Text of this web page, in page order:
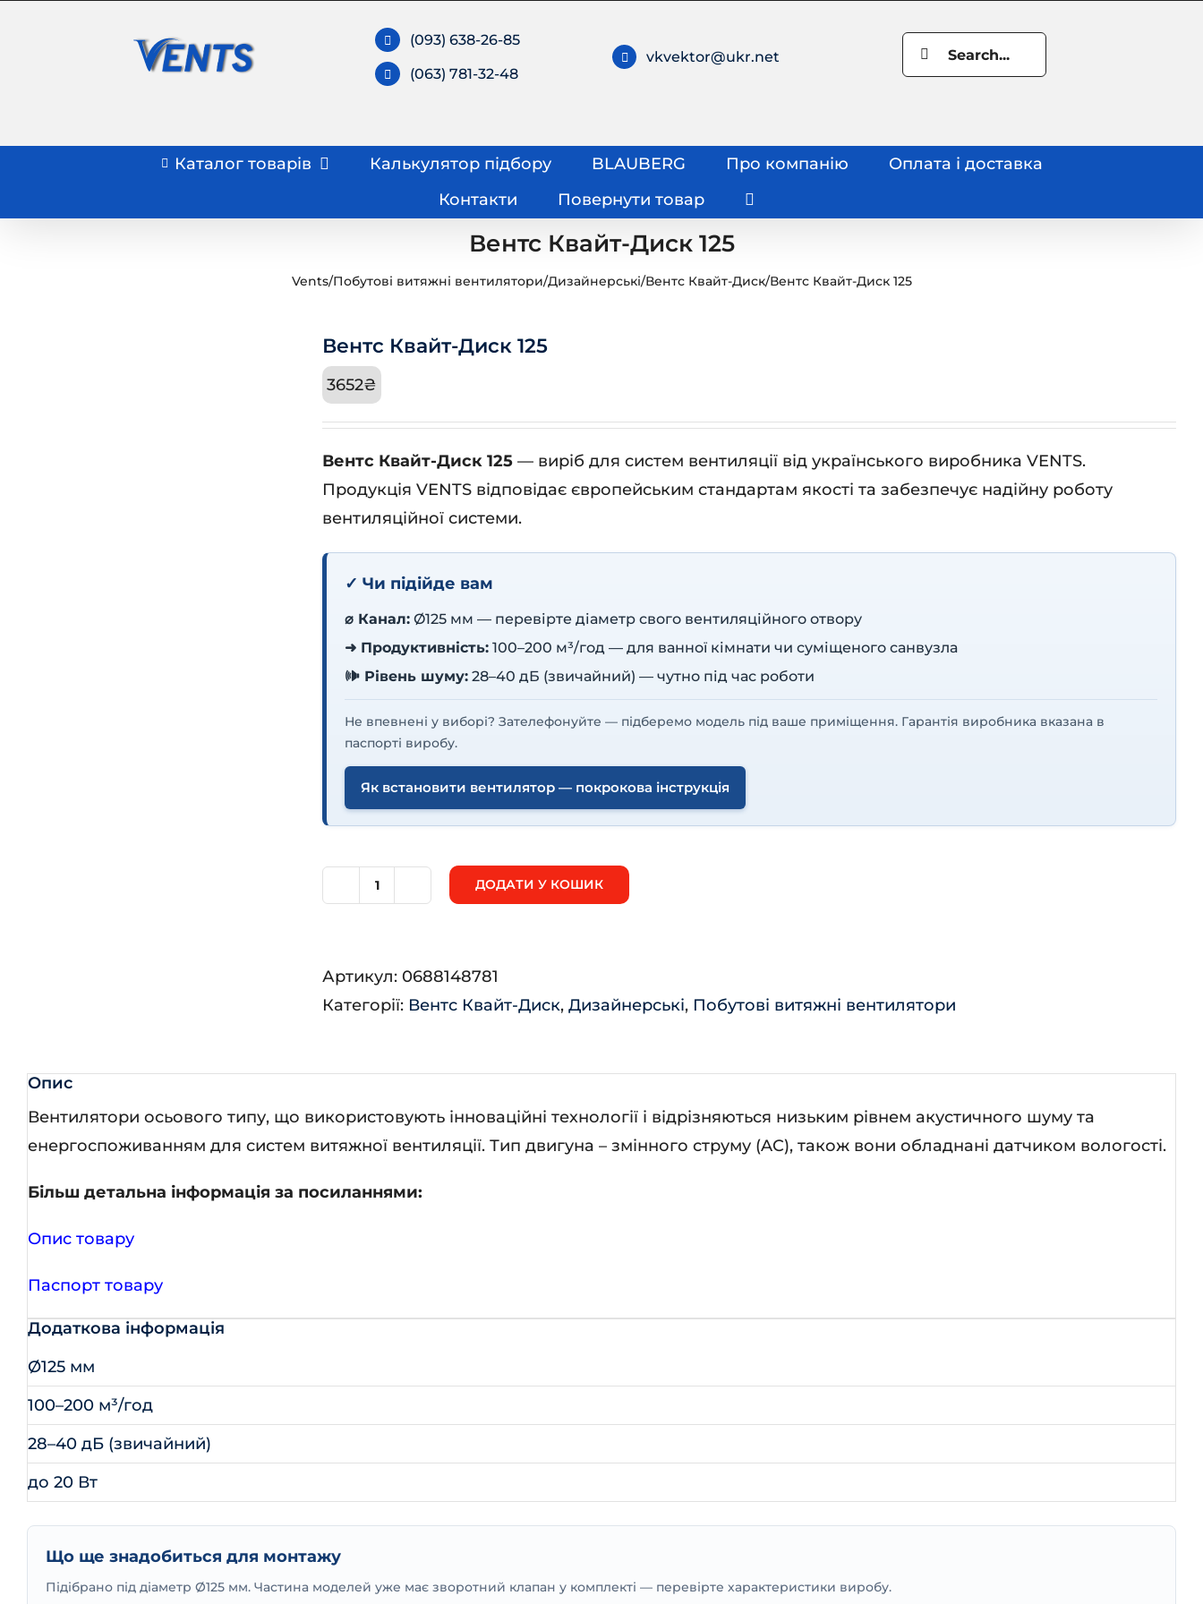
(093) 638-26-85
(063) 781-32-48
vkvektor@ukr.net
Search
for:
Каталог товарів Калькулятор підбору BLAUBERG Про компанію
Оплата і доставка
Контакти
Повернути товар
Вентс Квайт-Диск 125
Vents/Побутові витяжні вентилятори/Дизайнерські/Вентс Квайт-Диск/Вентс Квайт-Диск 125
Вентс Квайт-Диск 125
3652₴
Вентс Квайт-Диск 125 — виріб для систем вентиляції від українського виробника VENTS.
Продукція VENTS відповідає європейським стандартам якості та забезпечує надійну роботу
вентиляційної системи.
✓ Чи підійде вам
⌀ Канал: Ø125 мм — перевірте діаметр свого вентиляційного отвору
➜ Продуктивність: 100–200 м³/год — для ванної кімнати чи суміщеного санвузла
🕪 Рівень шуму: 28–40 дБ (звичайний) — чутно під час роботи
Не впевнені у виборі? Зателефонуйте — підберемо модель під ваше приміщення. Гарантія виробника вказана в
паспорті виробу.
Як встановити вентилятор — покрокова інструкція
125
кількість
ДОДАТИ У КОШИК
Артикул: 0688148781
Категорії: Вентс Квайт-Диск, Дизайнерські, Побутові витяжні вентилятори
Опис
Вентилятори осьового типу, що використовують інноваційні технології і відрізняються низьким рівнем акустичного шуму та
енергоспоживанням для систем витяжної вентиляції. Тип двигуна – змінного струму (AC), також вони обладнані датчиком вологості.
Більш детальна інформація за посиланнями:
Опис товару
Паспорт товару
Додаткова інформація
Ø125 мм
100–200 м³/год
28–40 дБ (звичайний)
до 20 Вт
Що ще знадобиться для монтажу
Підібрано під діаметр Ø125 мм. Частина моделей уже має зворотний клапан у комплекті — перевірте характеристики виробу.